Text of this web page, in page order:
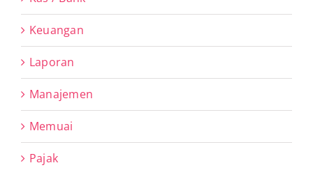
Keuangan
Laporan
Manajemen
Memuai
Pajak